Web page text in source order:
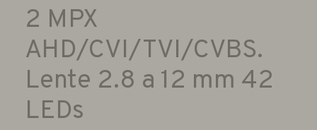
2 MPX
AHD/CVI/TVI/CVBS.
Lente 2.8 a 12 mm 42
LEDs